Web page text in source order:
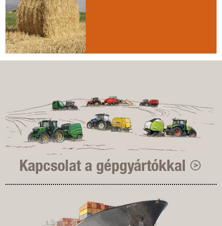
Kapcsolat a gépgyártókkal